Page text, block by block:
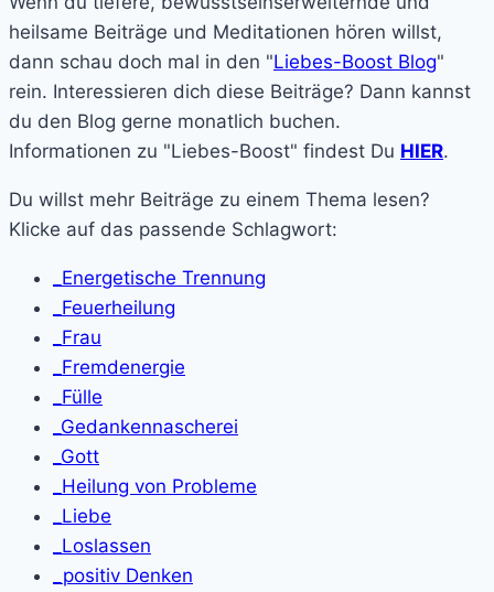
heilsame Beiträge und Meditationen hören willst,
dann schau doch mal in den "Liebes-Boost Blog"
rein. Interessieren dich diese Beiträge? Dann kannst
du den Blog gerne monatlich buchen.
Informationen zu "Liebes-Boost" findest Du HIER.
Du willst mehr Beiträge zu einem Thema lesen?
Klicke auf das passende Schlagwort:
_Energetische Trennung
_Feuerheilung
_Frau
_Fremdenergie
_Fülle
_Gedankennascherei
_Gott
_Heilung von Probleme
_Liebe
_Loslassen
_positiv Denken